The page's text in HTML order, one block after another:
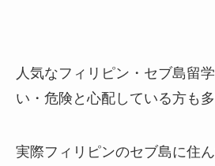
人気なフィリピン・セブ島留
い・危険と心配している方も多
実際フィリピンのセブ島に住